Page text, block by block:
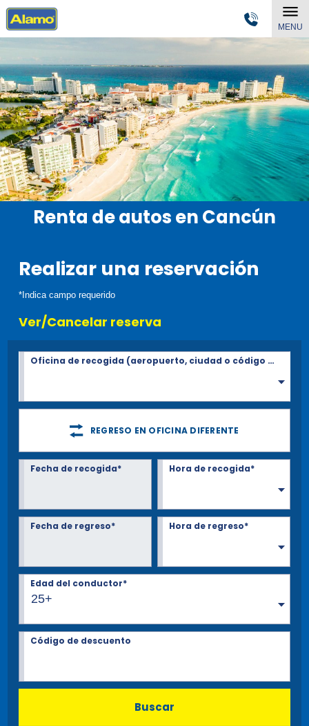
MENU
Renta de autos en Cancún
Realizar una reservación
*Indica campo requerido
Ver/Cancelar reserva
Oficina de recogida (aeropuerto, ciudad o código Postal)*
REGRESO EN OFICINA DIFERENTE
Fecha de recogida* Hora de recogida*
Fecha de regreso* Hora de regreso*
25+
Edad del conductor*
Código de descuento
Buscar